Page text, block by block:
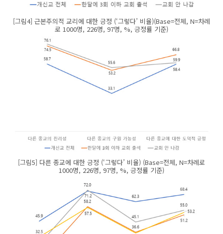
[그림4] 근본주의적 교리에 대한 긍정 (‘그렇다’ 비율)(Base=전체, N=차례
로 1000명, 226명, 97명, %, 긍정률 기준)
[그림5] 다른 종교에 대한 긍정 (‘그렇다’ 비율) (Base=전체, N=차례로
1000명, 226명, 97명, %, 긍정률 기준)